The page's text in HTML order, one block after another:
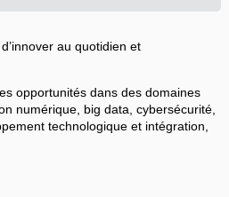
au quotidien et
opportunités dans des domaines
numérique, big data, cybersécurité,
technologique et intégration,